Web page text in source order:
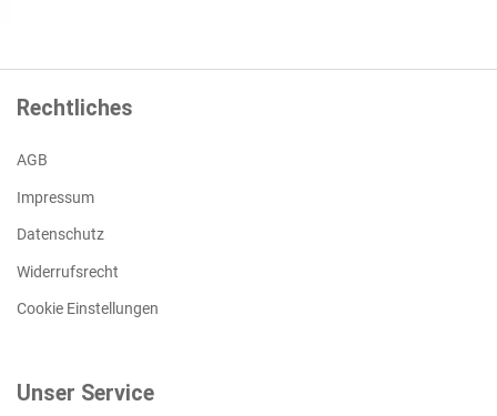
Rechtliches
AGB
Impressum
Datenschutz
Widerrufsrecht
Cookie Einstellungen
Unser Service